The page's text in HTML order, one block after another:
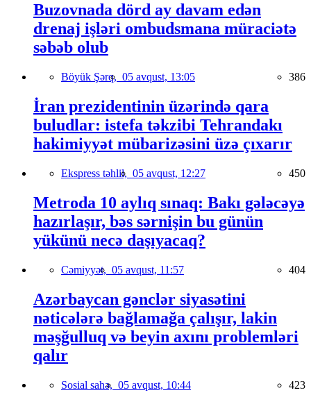
Buzovnada dörd ay davam edən
drenaj işləri ombudsmana müraciətə
səbəb olub
Böyük Şərq, 05 avqust, 13:05 386
İran prezidentinin üzərində qara
buludlar: istefa təkzibi Tehrandakı
hakimiyyət mübarizəsini üzə çıxarır
Ekspress təhlil, 05 avqust, 12:27 450
Metroda 10 aylıq sınaq: Bakı gələcəyə
hazırlaşır, bəs sərnişin bu günün
yükünü necə daşıyacaq?
Cəmiyyət, 05 avqust, 11:57 404
Azərbaycan gənclər siyasətini
nəticələrə bağlamağa çalışır, lakin
məşğulluq və beyin axını problemləri
qalır
Sosial sahə, 05 avqust, 10:44 423